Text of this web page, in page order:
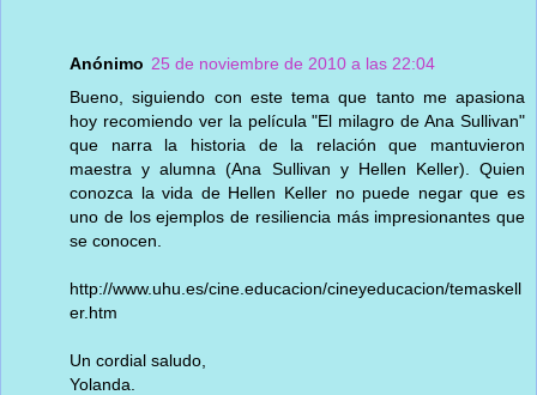
Anónimo 25 de noviembre de 2010 a las 22:04
Bueno, siguiendo con este tema que tanto me apasiona
hoy recomiendo ver la película "El milagro de Ana Sullivan"
que narra la historia de la relación que mantuvieron
maestra y alumna (Ana Sullivan y Hellen Keller). Quien
conozca la vida de Hellen Keller no puede negar que es
uno de los ejemplos de resiliencia más impresionantes que
se conocen.
http://www.uhu.es/cine.educacion/cineyeducacion/temaskell
er.htm
Un cordial saludo,
Yolanda.